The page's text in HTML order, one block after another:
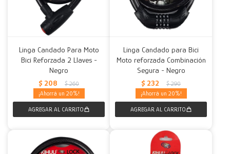
Linga Candado Para Moto
Bici Reforzada 2 Llaves -
Negro
$ 208 $ 260
20
Linga Candado para Bici
Moto reforzada Combinación
Segura - Negro
$ 232 $ 290
20